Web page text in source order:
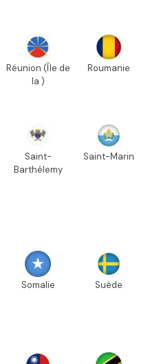
Réunion (Île de
la )
Roumanie
Saint-
Barthélemy
Saint-Marin
Somalie Suède